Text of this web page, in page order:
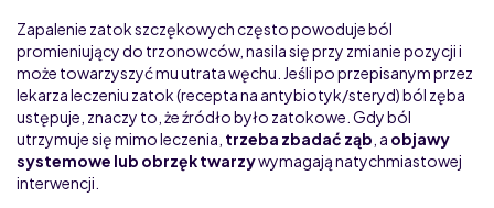
Zapalenie zatok szczękowych często powoduje ból
promieniujący do trzonowców, nasila się przy zmianie pozycji i
może towarzyszyć mu utrata węchu. Jeśli po przepisanym przez
lekarza leczeniu zatok (recepta na antybiotyk/steryd) ból zęba
ustępuje, znaczy to, że źródło było zatokowe. Gdy ból
utrzymuje się mimo leczenia, trzeba zbadać ząb , a objawy
systemowe lub obrzęk twarzywymagają natychmiastowej
interwencji.